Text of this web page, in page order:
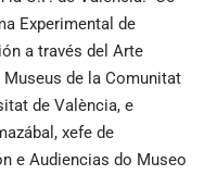
Experimental de
a través del Arte
de la Comunitat
de València, e
xefe de
e Audiencias do Museo